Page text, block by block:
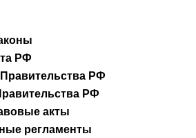
РФ
РФ
РФ
акты
регламенты